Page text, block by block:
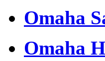
Omaha
Omaha